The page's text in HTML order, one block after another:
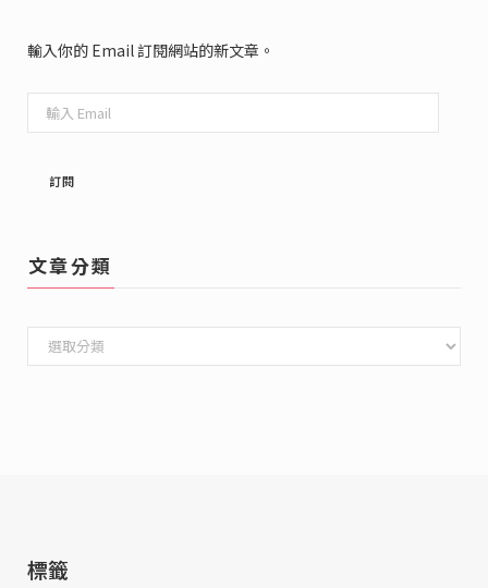
輸入你的 Email 訂閱網站的新文章。
入
訂閱
文章分類
章
標籤